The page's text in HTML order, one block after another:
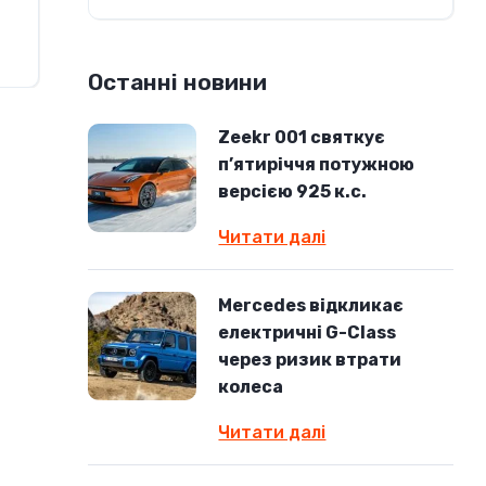
Останні новини
Zeekr 001 святкує
п’ятиріччя потужною
версією 925 к.с.
Читати далі
Mercedes відкликає
електричні G-Class
через ризик втрати
колеса
Читати далі